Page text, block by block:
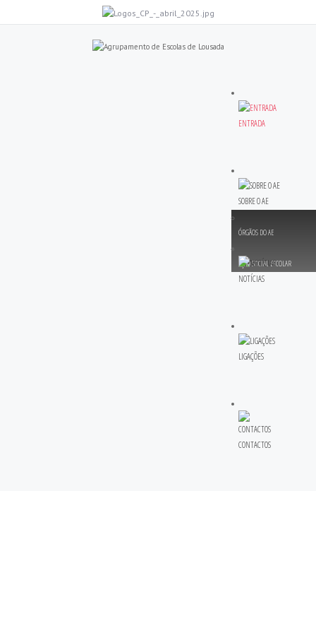
ENTRADA
SOBRE O AE
ÓRGÃOS DO AE
AÇÃO SOCIAL ESCOLAR
NOTÍCIAS
LIGAÇÕES
CONTACTOS